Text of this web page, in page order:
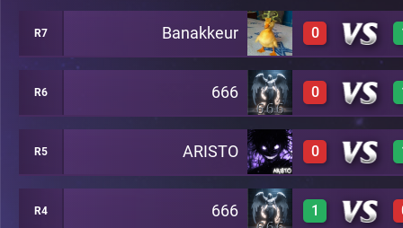
0 A30
R7 Banakkeur 0
0 A10
R6 666 0
0 A2
R5 ARISTO 0
0 A36
R4 666 1